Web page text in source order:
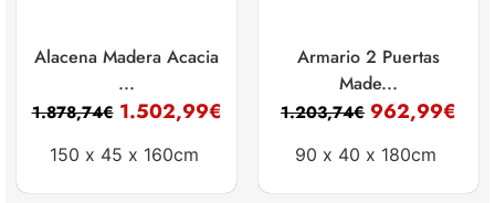
Alacena Madera Acacia
...
1.878,74€ 1.502,99€
150 x 45 x 160cm
Armario 2 Puertas
Made...
1.203,74€ 962,99€
90 x 40 x 180cm